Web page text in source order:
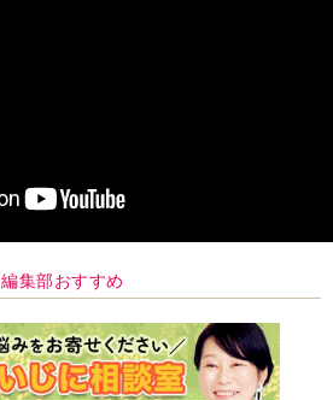
編集部おすすめ